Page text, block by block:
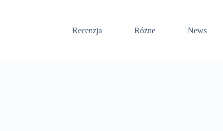
Recenzja Różne News